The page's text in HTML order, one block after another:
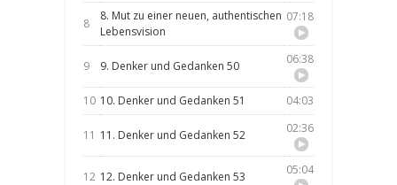
8
8. Mut zu einer neuen, authentischen
Lebensvision
07:18
9 9. Denker und Gedanken 50 06:38
10 10. Denker und Gedanken 51 04:03
11 11. Denker und Gedanken 52 02:36
12 12. Denker und Gedanken 53 05:04